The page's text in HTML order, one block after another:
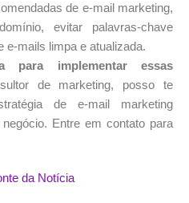
de e-mail marketing,
evitar palavras-chave
e-mails limpa e atualizada.
para implementar essas
de marketing, posso te
de e-mail marketing
Entre em contato para
da Notícia